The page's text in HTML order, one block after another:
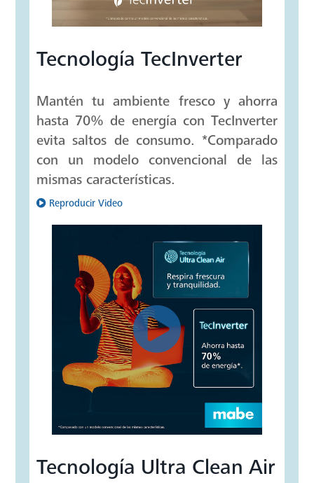
Tecnología TecInverter
Mantén tu ambiente fresco y ahorra
hasta 70% de energía con TecInverter
evita saltos de consumo. *Comparado
con un modelo convencional de las
mismas características.
Reproducir Video
Tecnología Ultra Clean Air